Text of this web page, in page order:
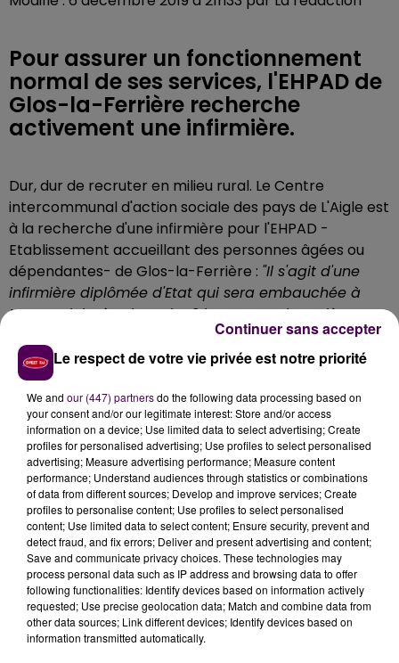
Pour assurer un fonctionnement
normal de ses services, l'EHPAD de
Glos-la-Ferrière recherche
activement une infirmière.
Dur, dur de recruter en milieu rural. Le Centre
intercommunal d'action sociale des pays de L'Aigle est
à la recherche d'une infirmière pour l'EHPAD -
Etablissement accueillant des personnes âgées ou
dépendantes- de Glos-la-Ferrière : "Il s'agit d'une
infirmière diplômée d'Etat qui sera embauchée à
temps plein, à raison de 12 heures par jour, dès que
possible et avec possibilité de renouvellement"
indiquent les responsables de la structure,agrandie
en 2016 et qui compte une cinquantaine de résidents
encadrés par une équipe de 28 personnes. Pour toute
candidature, il faut appeler au02 33 34 70 86.
À LA UNE
Le respect de votre vie privée est notre priorité
We and our (447) partnersdo the following data processing based on
your consent and/or our legitimate interest: Store and/or access
information on a device; Use limited data to select advertising; Create
profiles for personalised advertising; Use profiles to select personalised
advertising; Measure advertising performance; Measure content
performance; Understand audiences through statistics or combinations
of data from different sources; Develop and improve services; Create
profiles to personalise content; Use profiles to select personalised
content; Use limited data to select content; Ensure security, prevent and
detect fraud, and fix errors; Deliver and present advertising and content;
Save and communicate privacy choices. These technologies may
process personal data such as IP address and browsing data to offer
following functionalities: Identify devices based on information actively
requested; Use precise geolocation data; Match and combine data from
other data sources; Link different devices; Identify devices based on
information transmitted automatically.
Continuer sans accepter